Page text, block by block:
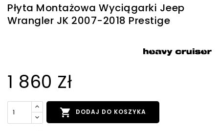
Płyta Montażowa Wyciągarki Jeep
Wrangler JK 2007-2018 Prestige
1 860 Zł
 DODAJ DO KOSZYKA